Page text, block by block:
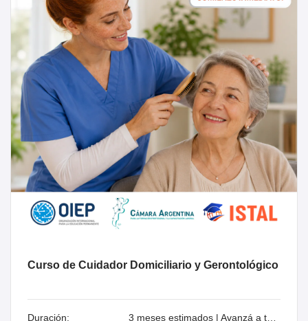
Curso de Cuidador Domiciliario y Gerontológico
Duración: